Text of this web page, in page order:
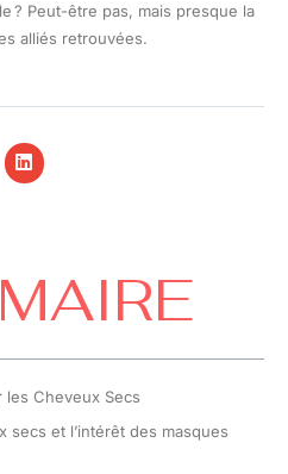
? Peut-être pas, mais presque la
alliés retrouvées.
les Cheveux Secs
secs et l’intérêt des masques